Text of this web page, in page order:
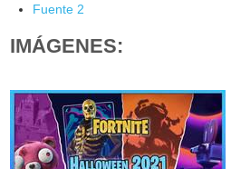
Fuente 2
IMÁGENES: